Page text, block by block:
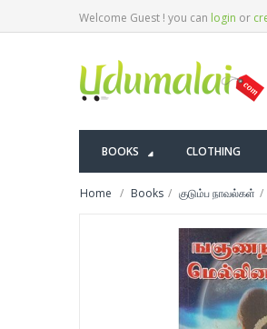
Welcome Guest ! you can login or
BOOKS CLOTHING
Home Books குடும்ப நாவல்கள்